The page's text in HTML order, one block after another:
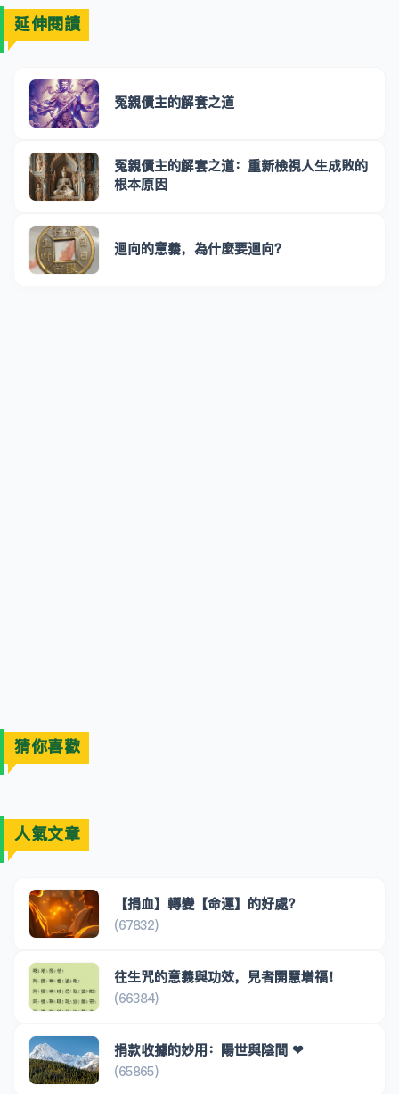
延伸閱讀
冤親債主的解套之道
冤親債主的解套之道：重新檢視人生成敗的
根本原因
迴向的意義，為什麼要迴向？
猜你喜歡
人氣文章
【捐血】轉變【命運】的好處?
(67832)
往生咒的意義與功效，見者開慧增福！
(66384)
捐款收據的妙用：陽世與陰間 ❤
(65865)